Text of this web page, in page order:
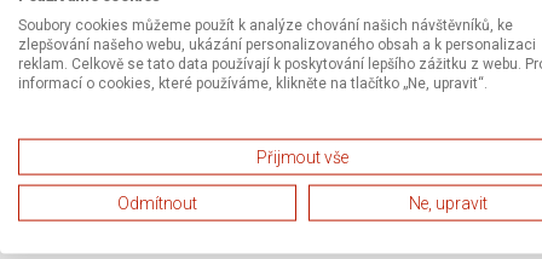
Soubory cookies můžeme použít k analýze chování našich návštěvníků, ke
zlepšování našeho webu, ukázání personalizovaného obsah a k personalizaci
reklam. Celkově se tato data používají k poskytování lepšího zážitku z webu.
informací o cookies, které používáme, klikněte na tlačítko „Ne, upravit“.
Přijmout vše
Odmítnout Ne, upravit